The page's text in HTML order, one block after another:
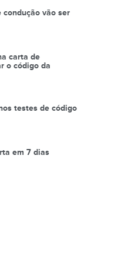
condução vão ser
carta de
o código da
testes de código
em 7 dias